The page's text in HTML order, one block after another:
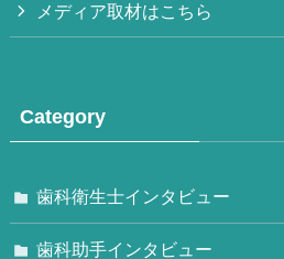
メディア取材はこちら
Category
歯科衛生士インタビュー
歯科助手インタビュー